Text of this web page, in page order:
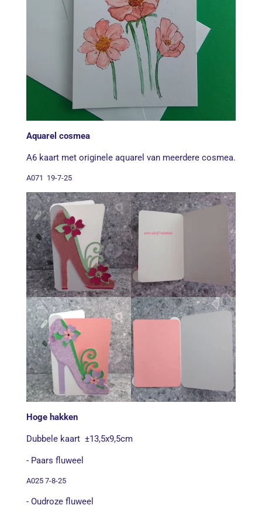
Aquarel cosmea
A6 kaart met originele aquarel van meerdere cosmea.
A071 19-7-25
Hoge hakken
Dubbele kaart ±13,5x9,5cm
- Paars fluweel
A025 7-8-25
- Oudroze fluweel